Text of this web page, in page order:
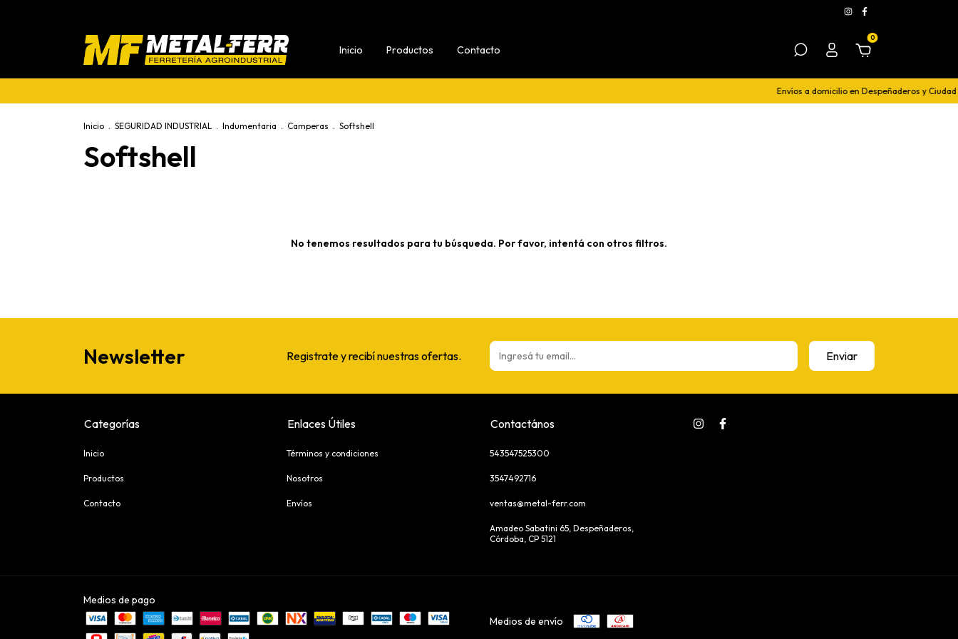
Inicio Productos Contacto
0
Envíos a domicilio en Despeñaderos y Ciudad
Inicio . SEGURIDAD INDUSTRIAL . Indumentaria . Camperas . Softshell
Softshell
No tenemos resultados para tu búsqueda. Por favor, intentá con otros filtros.
Newsletter Registrate y recibí nuestras ofertas.
Categorías
Inicio
Productos
Contacto
Enlaces Útiles
Términos y condiciones
Nosotros
Envíos
Contactános
543547525300
3547492716
ventas@metal-ferr.com
Amadeo Sabatini 65, Despeñaderos,
Córdoba, CP 5121
Medios de pago
Medios de envío